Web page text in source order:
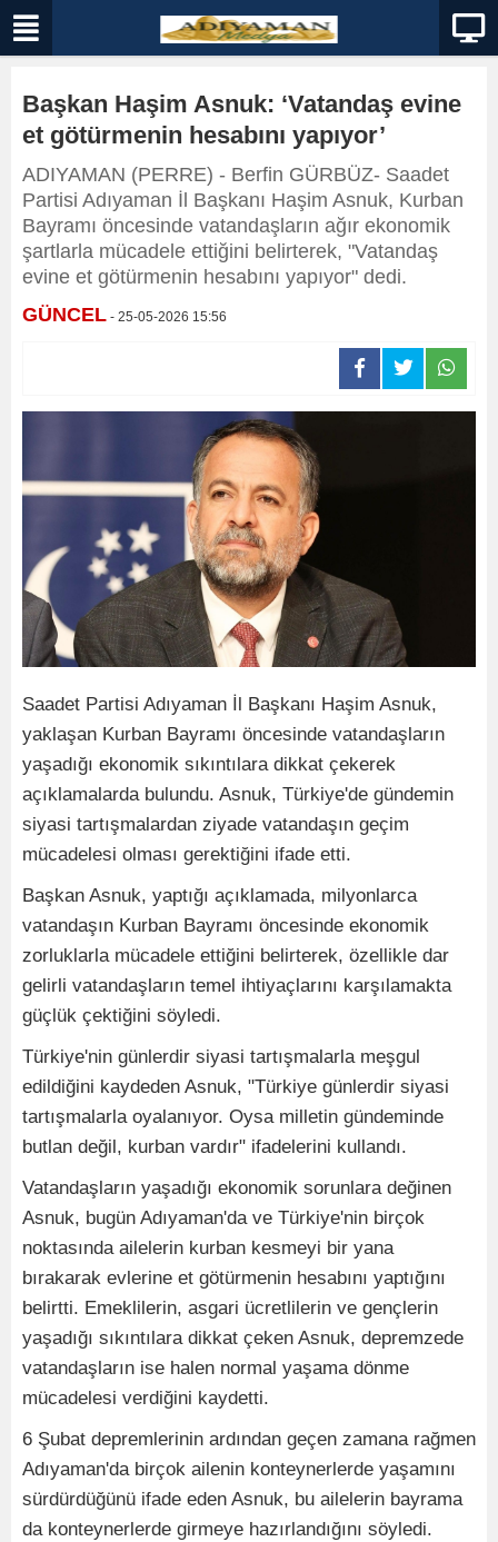
Başkan Haşim Asnuk: ‘Vatandaş evine
et götürmenin hesabını yapıyor’
ADIYAMAN (PERRE) - Berfin GÜRBÜZ- Saadet
Partisi Adıyaman İl Başkanı Haşim Asnuk, Kurban
Bayramı öncesinde vatandaşların ağır ekonomik
şartlarla mücadele ettiğini belirterek, "Vatandaş
evine et götürmenin hesabını yapıyor" dedi.
GÜNCEL - 25-05-2026 15:56
Saadet Partisi Adıyaman İl Başkanı Haşim Asnuk,
yaklaşan Kurban Bayramı öncesinde vatandaşların
yaşadığı ekonomik sıkıntılara dikkat çekerek
açıklamalarda bulundu. Asnuk, Türkiye'de gündemin
siyasi tartışmalardan ziyade vatandaşın geçim
mücadelesi olması gerektiğini ifade etti.
Başkan Asnuk, yaptığı açıklamada, milyonlarca
vatandaşın Kurban Bayramı öncesinde ekonomik
zorluklarla mücadele ettiğini belirterek, özellikle dar
gelirli vatandaşların temel ihtiyaçlarını karşılamakta
güçlük çektiğini söyledi.
Türkiye'nin günlerdir siyasi tartışmalarla meşgul
edildiğini kaydeden Asnuk, "Türkiye günlerdir siyasi
tartışmalarla oyalanıyor. Oysa milletin gündeminde
butlan değil, kurban vardır" ifadelerini kullandı.
Vatandaşların yaşadığı ekonomik sorunlara değinen
Asnuk, bugün Adıyaman'da ve Türkiye'nin birçok
noktasında ailelerin kurban kesmeyi bir yana
bırakarak evlerine et götürmenin hesabını yaptığını
belirtti. Emeklilerin, asgari ücretlilerin ve gençlerin
yaşadığı sıkıntılara dikkat çeken Asnuk, depremzede
vatandaşların ise halen normal yaşama dönme
mücadelesi verdiğini kaydetti.
6 Şubat depremlerinin ardından geçen zamana rağmen
Adıyaman'da birçok ailenin konteynerlerde yaşamını
sürdürdüğünü ifade eden Asnuk, bu ailelerin bayrama
da konteynerlerde girmeye hazırlandığını söyledi.